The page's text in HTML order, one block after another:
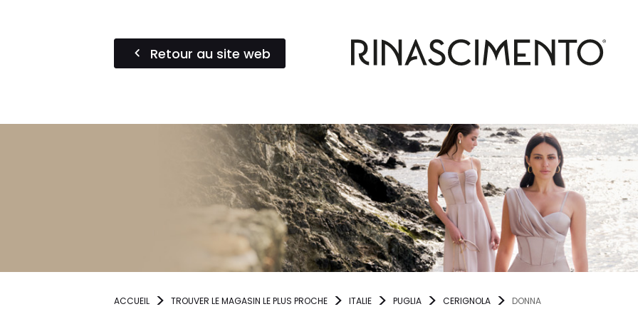
Retour au site web
ACCUEIL TROUVER LE MAGASIN LE PLUS PROCHE ITALIE PUGLIA CERIGNOLA DONNA